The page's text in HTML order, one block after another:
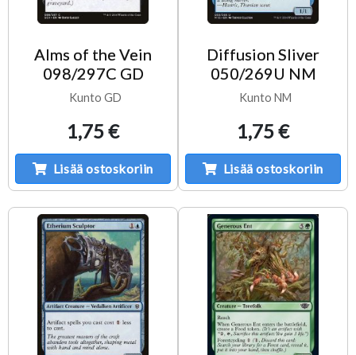
Alms of the Vein
098/297C GD
Kunto GD
1,75 €
Lisää ostoskoriin
Diffusion Sliver
050/269U NM
Kunto NM
1,75 €
Lisää ostoskoriin